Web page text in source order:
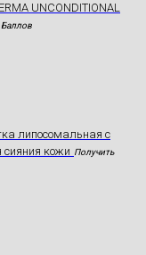
UNCONDITIONAL
Баллов
липосомальная с
кожи Получить